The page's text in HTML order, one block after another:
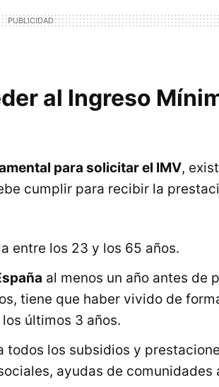
al Ingreso
para solicitar el IMV,
cumplir para recibir la
entre los 23 y los 65 años.
al menos un año antes de
tiene que haber vivido de
últimos 3 años.
todos los subsidios y
ayudas de comunidades